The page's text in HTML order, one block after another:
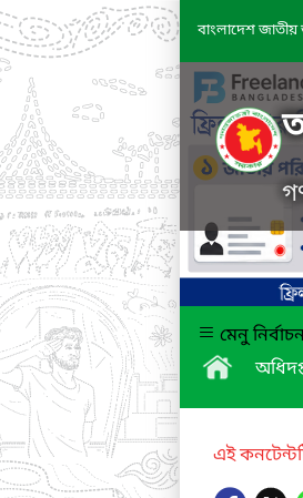
বাংলাদেশ জাতীয়
মেনু
এই